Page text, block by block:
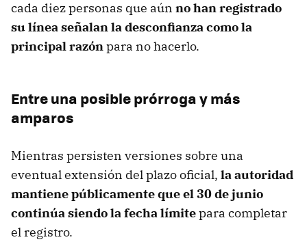
cada diez personas que aún no han registrado
su línea señalan la desconfianza como la
principal razónpara no hacerlo.
Entre una posible prórroga y más
amparos
Mientras persisten versiones sobre una
eventual extensión del plazo oficial, la autoridad
mantiene públicamente que el 30 de junio
continúa siendo la fechalímitepara completar
el registro.